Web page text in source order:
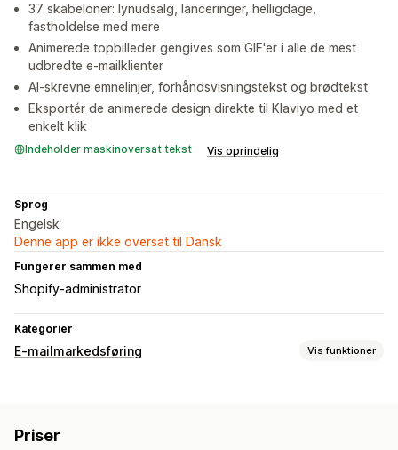
37 skabeloner: lynudsalg, lanceringer, helligdage,
fastholdelse med mere
Animerede topbilleder gengives som GIF'er i alle de mest
udbredte e-mailklienter
AI-skrevne emnelinjer, forhåndsvisningstekst og brødtekst
Eksportér de animerede design direkte til Klaviyo med et
enkelt klik
Indeholder maskinoversat tekst Vis oprindelig
Sprog
Engelsk
Denne app er ikke oversat til Dansk
Fungerer sammen med
Shopify-administrator
Kategorier
E-mailmarkedsføring Vis funktioner
Kampagner
Priser